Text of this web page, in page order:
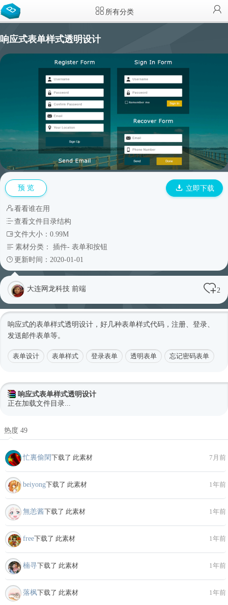
所有分类
响应式表单样式透明设计
预 览 立即下载
看看谁在用
查看文件目录结构
文件大小：0.99M
素材分类： 插件- 表单和按钮
更新时间：2020-01-01
大连网龙科技 前端 2
响应式的表单样式透明设计，好几种表单样式代码，注册、登录、
发送邮件表单等。
表单设计 表单样式 登录表单 透明表单 忘记密码表单
响应式表单样式透明设计
正在加载文件目录...
热度 49
忙裏偷閑下载了 此素材 7月前
beiyong下载了 此素材 1年前
無恙酱下载了 此素材 1年前
free下载了 此素材 1年前
楠寻下载了 此素材 1年前
落枫下载了 此素材 1年前